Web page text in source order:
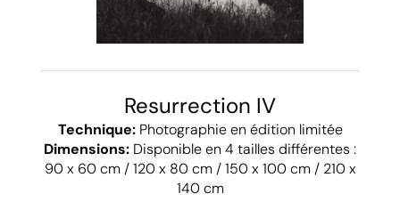
Resurrection IV
Technique:Photographie en édition limitée
Dimensions: Disponible en 4 tailles différentes :
90 x 60 cm / 120 x 80 cm / 150 x 100 cm / 210 x
140 cm